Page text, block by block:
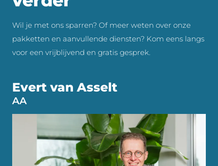
Wil je met ons sparren? Of meer weten over onze
pakketten en aanvullende diensten? Kom eens langs
voor een vrijblijvend en gratis gesprek.
Evert van Asselt
AA